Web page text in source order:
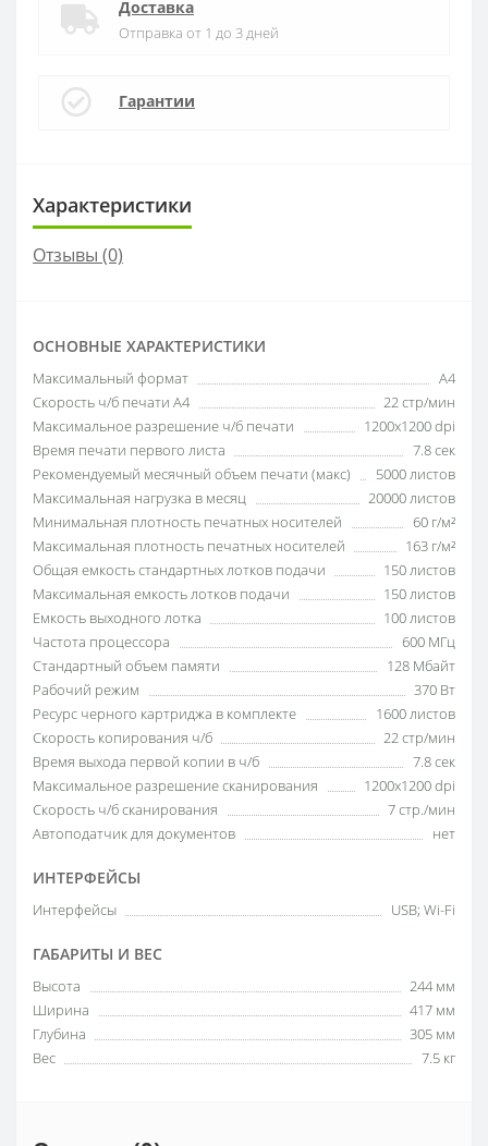
Доставка
Отправка от 1 до 3 дней
Гарантии
Характеристики
Отзывы (0)
ОСНОВНЫЕ ХАРАКТЕРИСТИКИ
Максимальный формат
A4
Скорость ч/б печати A4
22 стр/мин
Максимальное разрешение ч/б печати
1200x1200 dpi
Время печати первого листа
7.8 сек
Рекомендуемый месячный объем печати (макс)
5000 листов
Максимальная нагрузка в месяц
20000 листов
Минимальная плотность печатных носителей
60 г/м²
Максимальная плотность печатных носителей
163 г/м²
Общая емкость стандартных лотков подачи
150 листов
Максимальная емкость лотков подачи
150 листов
Емкость выходного лотка
100 листов
Частота процессора
600 МГц
Стандартный объем памяти
128 Мбайт
Рабочий режим
370 Вт
Ресурс черного картриджа в комплекте
1600 листов
Скорость копирования ч/б
22 стр/мин
Время выхода первой копии в ч/б
7.8 сек
Максимальное разрешение сканирования
1200x1200 dpi
Скорость ч/б сканирования
7 стр./мин
Автоподатчик для документов
нет
ИНТЕРФЕЙСЫ
Интерфейсы USB; Wi-Fi
ГАБАРИТЫ И ВЕС
Высота
244 мм
Ширина
417 мм
Глубина
305 мм
Вес
7.5 кг